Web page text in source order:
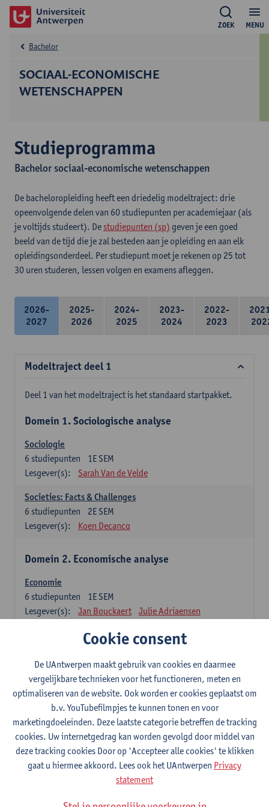
MENU
ZOEK
SOCIAAL-ECONOMISCHE
WETENSCHAPPEN
Bachelor
Studieprogramma
Bachelor sociaal-economische wetenschappen
De bacheloropleiding heeft een driedelig modeltraject: drie
opeenvolgende delen van 60 studiepunten per academiejaar (als
je voltijds studeert). De studiepunten (sp) geven je een goed
beeld van de tijd die je zal besteden aan je opleiding en aan elk
opleidingsonderdeel. Per studiepunt moet je rekenen op 25 tot
30 uren studeren, lessen volgen en examens afleggen.
2026-
2027
2025-
2026
2024-
2025
2023-
2024
2022-
2023
Modeltraject deel 1
Deel 1 van het modeltraject is het standaard startpakket.
Domein 1. Sociologische analyse
Sociologie
1E SEM
6 studiepunten
Lesgever(s):
Sarah Van de Velde
Societies: Facts & Challenges
2E SEM
6 studiepunten
Lesgever(s):
Koen Decancq
Domein 2. Economische analyse
Economie
1E SEM
6 studiepunten
Lesgever(s):
Jan Bouckaert Julie Adriaensen
Domein 3. Bedrijfseconomie
Accountancy
1E/2E SEM
6studiepunten
Lesgever(s):
Tom Van Caneghem Christine Lippens
Domein 6. Kwantitatieve methoden
Beschrijvende statistiek en kansrekenen
2E SEM
3studiepunten
Stephan Van der Veeken
Cookie consent
De UAntwerpen maakt gebruik van cookies en daarmee
vergelijkbare technieken voor het functioneren, meten en
optimaliseren van de website. Ook worden er cookies geplaatst om
b.v. YouTubefilmpjes te kunnen tonen en voor
marketingdoeleinden. Deze laatste categorie betreffen de tracking
cookies. Uw internetgedrag kan worden gevolgd door middel van
deze tracking cookies Door op 'Accepteer alle cookies' te klikken
gaat u hiermee akkoord. Lees ook het UAntwerpen Privacy
statement